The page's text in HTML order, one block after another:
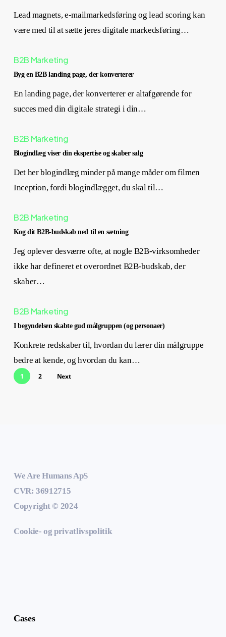
Lead magnets, e-mailmarkedsføring og lead scoring kan
være med til at sætte jeres digitale markedsføring…
B2B Marketing
Byg en B2B landing page, der konverterer
En landing page, der konverterer er altafgørende for
succes med din digitale strategi i din…
B2B Marketing
Blogindlæg viser din ekspertise og skaber salg
Det her blogindlæg minder på mange måder om filmen
Inception, fordi blogindlægget, du skal til…
B2B Marketing
Kog dit B2B-budskab ned til en sætning
Jeg oplever desværre ofte, at nogle B2B-virksomheder
ikke har defineret et overordnet B2B-budskab, der
skaber…
B2B Marketing
I begyndelsen skabte gud målgruppen (og personaer)
Konkrete redskaber til, hvordan du lærer din målgruppe
bedre at kende, og hvordan du kan…
1 2 Next
We Are Humans ApS
CVR: 36912715
Copyright © 2024
Cookie- og privatlivspolitik
Cases